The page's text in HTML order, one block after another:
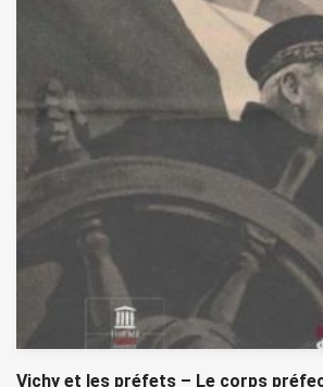
Vichy et les préfets – Le corps